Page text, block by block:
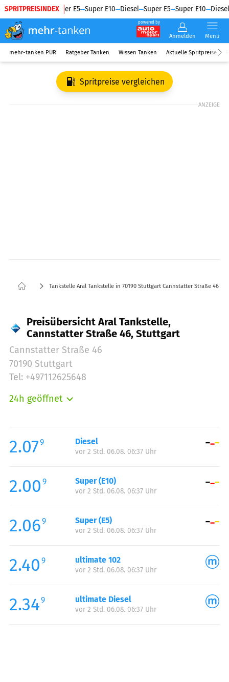
SPRITPREISINDEX
Diesel Super E5 Super E10 Diesel Super E5 Super E10 Diesel
powered by
Anmelden Menü
mehr-tanken PUR Ratgeber Tanken Wissen Tanken Aktuelle Spritpreise
Spritpreise vergleichen
ANZEIGE
Tankstelle Aral Tankstelle in 70190 Stuttgart Cannstatter Straße 46
Preisübersicht Aral Tankstelle,
Cannstatter Straße 46, Stuttgart
Cannstatter Straße 46
70190 Stuttgart
Tel: +497112625648
24h geöffnet
Mittwoch:
00:00-24:00
Donnerstag:
Samstag:
00:00-24:00
Sonntag:
2.079 Diesel
vor 2 Std. 06.08. 06:37 Uhr
2.00 9 Super (E10)
vor 2 Std. 06.08. 06:37 Uhr
2.069 Super (E5)
vor 2 Std. 06.08. 06:37 Uhr
2.40 9 ultimate 102
vor 2 Std. 06.08. 06:37 Uhr
2.349 ultimate Diesel
vor 2 Std. 06.08. 06:37 Uhr